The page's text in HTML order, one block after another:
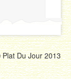
Du Jour 2013